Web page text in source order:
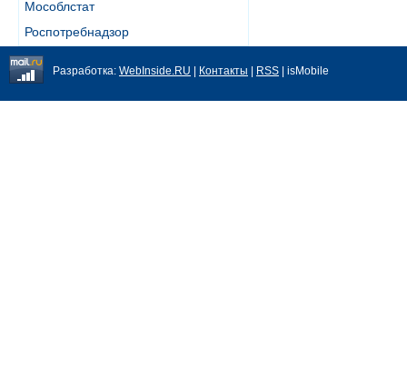
Мособлстат
Роспотребнадзор
Разработка: WebInside.RU Контакты RSS | isMobile